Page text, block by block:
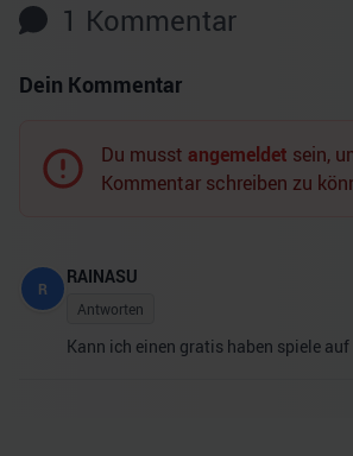
1 Kommentar
Dein Kommentar
Du musst angemeldet sein,
Kommentar schreiben zu
R
RAINASU
Antworten
Kann ich einen gratis haben spiele